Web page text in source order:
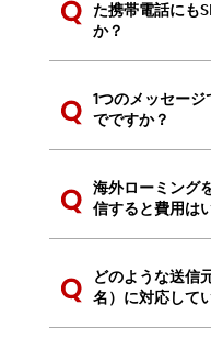
た携帯電話にも
か？
1つのメッセー
でですか？
海外ローミング
信すると費用は
どのような送信
名）に対応して